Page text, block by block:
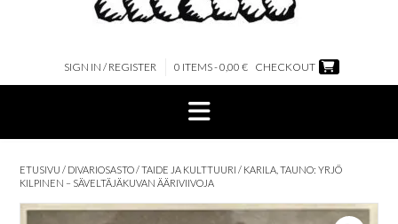
SIGN IN / REGISTER 0 ITEMS - 0,00 € CHECKOUT
ETUSIVU / DIVARIOSASTO/TAIDE JA KULTTUURI / KARILA, TAUNO: YRJÖ
KILPINEN – SÄVELTÄJÄKUVAN ÄÄRIVIIVOJA